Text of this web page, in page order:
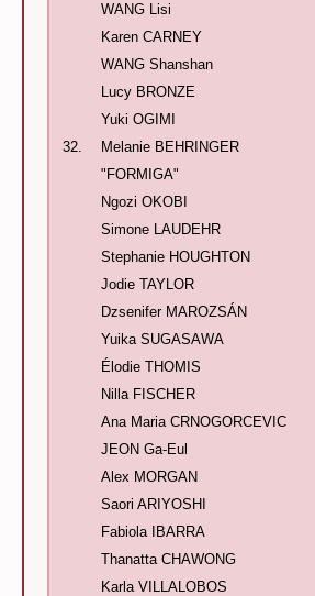
WANG Lisi
Karen CARNEY
WANG Shanshan
Lucy BRONZE
Yuki OGIMI
32.
Melanie BEHRINGER
"FORMIGA"
Ngozi OKOBI
Simone LAUDEHR
Stephanie HOUGHTON
Jodie TAYLOR
Dzsenifer MAROZSÁN
Yuika SUGASAWA
Élodie THOMIS
Nilla FISCHER
Ana Maria CRNOGORCEVIC
JEON Ga-Eul
Alex MORGAN
Saori ARIYOSHI
Fabiola IBARRA
Thanatta CHAWONG
Karla VILLALOBOS